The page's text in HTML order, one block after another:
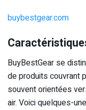
buybestgear.com
BuyBestGear se
de produits couvrant
souvent orientées
air. Voici quelques-